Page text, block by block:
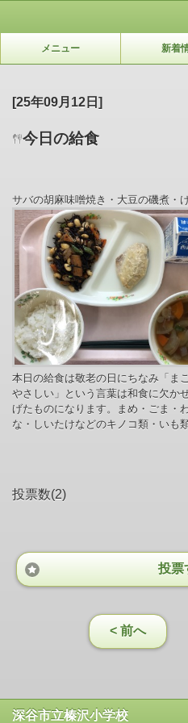
メニュー 新着
[25年09月12日]
今日の給食
サバの胡麻味噌焼き・大豆の磯煮・
本日の給食は敬老の日にちなみ「ま
やさしい」という言葉は和食に欠か
げたものになります。まめ・ごま・
な・しいたけなどのキノコ類・いも類
投票数(2)
投票
< 前へ
深谷市立榛沢小学校